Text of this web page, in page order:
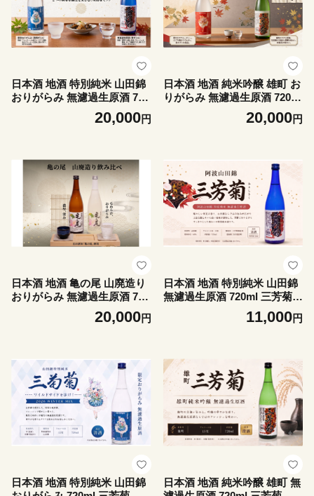
日本酒 地酒 特別純米 山田錦
おりがらみ 無濾過生原酒 720
ml 三芳菊 酒 ギフト お酒 sak
e さけ 地酒 母の日 父の日 お
島県 三好市 みよし miyoshi
酒米 飲み比べ２本セット
20,000円
日本酒 地酒 純米吟醸 雄町 お
りがらみ 無濾過生原酒 720ml
三芳菊 酒 ギフト お酒 sake
さけ 地酒 母の日 父の日 お正
県 三好市 みよし miyoshi 酒
米 飲み比べ２本セット
20,000円
日本酒 地酒 亀の尾 山廃造り
おりがらみ 無濾過生原酒 720
ml 三芳菊 酒 ギフト お酒 sak
e さけ 地酒 母の日 父の日 お
島県 三好市 みよし miyoshi
酒米 飲み比べセット
20,000円
日本酒 地酒 特別純米 山田錦
無濾過生原酒 720ml 三芳菊
酒 ギフト お酒 sake さけ 地
酒 母の日 父の日 お正月 贈答
市 みよし miyoshi 酒米
11,000円
日本酒 地酒 特別純米 山田錦
日本酒 地酒 純米吟醸 雄町 無